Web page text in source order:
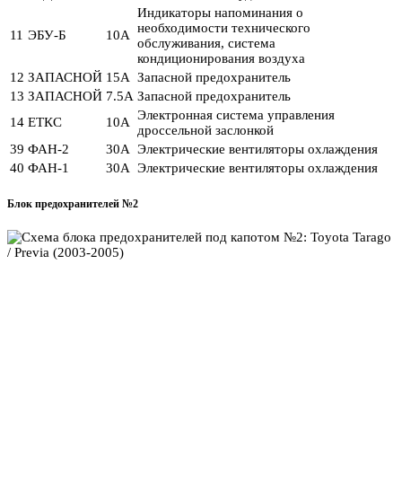
11 ЭБУ-Б 10А
Индикаторы напоминания о
необходимости технического
обслуживания, система
кондиционирования воздуха
12 ЗАПАСНОЙ 15А Запасной предохранитель
13 ЗАПАСНОЙ 7.5А Запасной предохранитель
14 ЕТКС 10А Электронная система управления
дроссельной заслонкой
39 ФАН-2 30А Электрические вентиляторы охлаждения
40 ФАН-1 30А Электрические вентиляторы охлаждения
Блок предохранителей №2